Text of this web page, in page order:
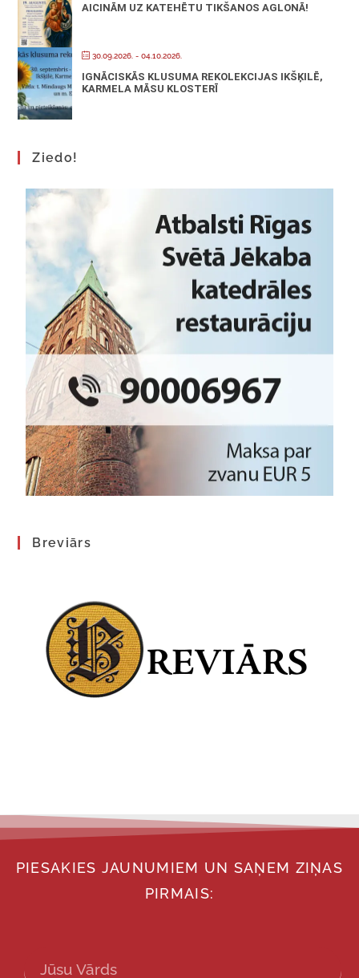
AICINĀM UZ KATEHĒTU TIKŠANOS AGLONĀ!
30.09.2026. - 04.10.2026.
IGNĀCISKĀS KLUSUMA REKOLEKCIJAS IKŠĶILĒ,
KARMELA MĀSU KLOSTERĪ
Ziedo!
Breviārs
PIESAKIES JAUNUMIEM UN SAŅEM ZIŅAS
PIRMAIS: